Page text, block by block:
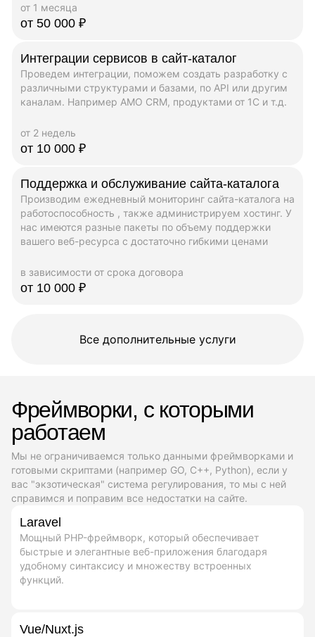
от 1 месяца
от 50 000 ₽
Интеграции сервисов в сайт-каталог
Проведем интеграции, поможем создать разработку с
различными структурами и базами, по API или другим
каналам. Например AMO CRM, продуктами от 1C и т.д.
от 2 недель
от 10 000 ₽
Поддержка и обслуживание сайта-каталога
Производим ежедневный мониторинг сайта-каталога на
работоспособность , также администрируем хостинг. У
нас имеются разные пакеты по объему поддержки
вашего веб-ресурса с достаточно гибкими ценами
в зависимости от срока договора
от 10 000 ₽
Все дополнительные услуги
Фреймворки, с которыми
работаем
Мы не ограничиваемся только данными фреймворками и
готовыми скриптами (например GO, C++, Python), если у
вас "экзотическая" система регулирования, то мы с ней
справимся и поправим все недостатки на сайте.
Laravel
Мощный PHP-фреймворк, который обеспечивает
быстрые и элегантные веб-приложения благодаря
удобному синтаксису и множеству встроенных
функций.
Vue/Nuxt.js